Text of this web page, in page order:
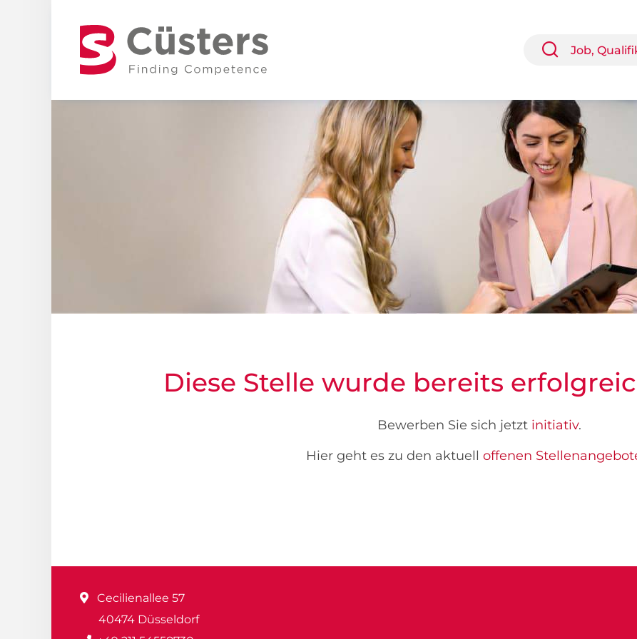
Diese Stelle wurde bereits
Bewerben Sie sich jetzt initiativ.
Hier geht es zu den aktuell offenen
Cecilienallee 57
40474 Düsseldorf